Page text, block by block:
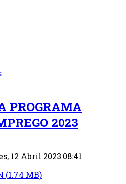
PROGRAMA
2023
12 Abril 2023 08:41
(1.74 MB)